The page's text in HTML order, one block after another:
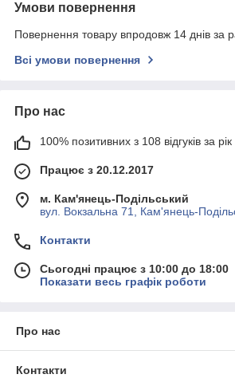
Умови повернення
Повернення товару впродовж 14 днів за
Всі умови повернення
Про нас
100% позитивних з 108 відгуків за рік
Працює з 20.12.2017
м. Кам'янець-Подільський
вул. Вокзальна 71, Кам'янець-
Контакти
Сьогодні працює з 10:00 до 18:00
Показати весь графік роботи
Про нас
Контакти